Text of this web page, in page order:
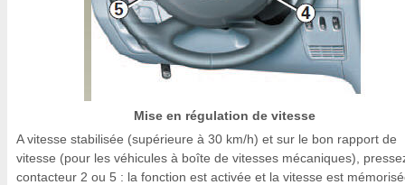
Mise en régulation de vitesse
A vitesse stabilisée (supérieure à 30 km/h) et sur le bon rapport de
vitesse (pour les véhicules à boîte de vitesses mécaniques),
contacteur 2 ou 5 : la fonction est activée et la vitesse est